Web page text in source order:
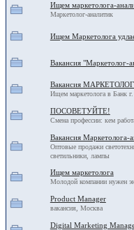
Ищем маркетолога-
Маркетолог-аналитик
Ищем Маркетолога
Вакансия "Маркетолог-
Вакансия
Ищем маркетолога в Банк г.
ПОСОВЕТУЙТЕ!
Смена профессии: кем
Вакансия Маркетолога-
Оптовые продажи
светильники, лампы
Ищем маркетолога
Молодой компании нужен
Product Manager
вакансия, Москва
Digital Marketing